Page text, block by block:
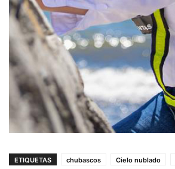
ETIQUETAS chubascos Cielo nublado